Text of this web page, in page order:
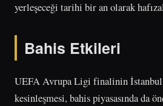
yerleşeceği tarihi bir an olarak
Bahis Etkileri
UEFA Avrupa Ligi finalinin
kesinleşmesi, bahis piyasasında da